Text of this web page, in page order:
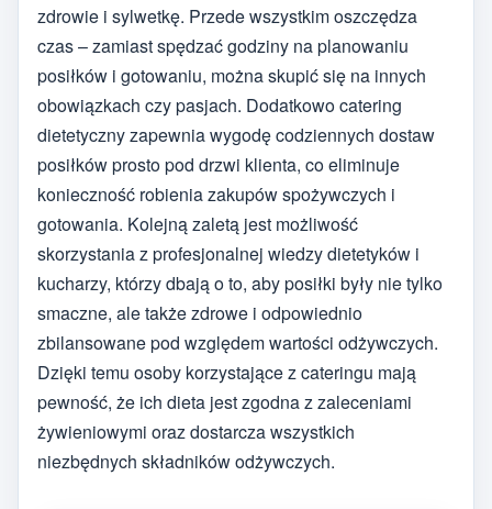
zdrowie i sylwetkę. Przede wszystkim oszczędza
czas – zamiast spędzać godziny na planowaniu
posiłków i gotowaniu, można skupić się na innych
obowiązkach czy pasjach. Dodatkowo catering
dietetyczny zapewnia wygodę codziennych dostaw
posiłków prosto pod drzwi klienta, co eliminuje
konieczność robienia zakupów spożywczych i
gotowania. Kolejną zaletą jest możliwość
skorzystania z profesjonalnej wiedzy dietetyków i
kucharzy, którzy dbają o to, aby posiłki były nie tylko
smaczne, ale także zdrowe i odpowiednio
zbilansowane pod względem wartości odżywczych.
Dzięki temu osoby korzystające z cateringu mają
pewność, że ich dieta jest zgodna z zaleceniami
żywieniowymi oraz dostarcza wszystkich
niezbędnych składników odżywczych.